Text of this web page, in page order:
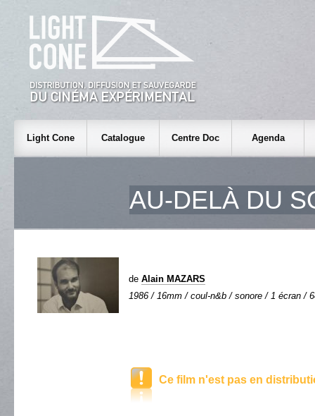
Light Cone Catalogue Centre Doc Agenda
AU-DELÀ DU
de Alain MAZARS
1986 / 16mm / coul-n&b / sonore / 1 écran /
Ce film n'est pas en